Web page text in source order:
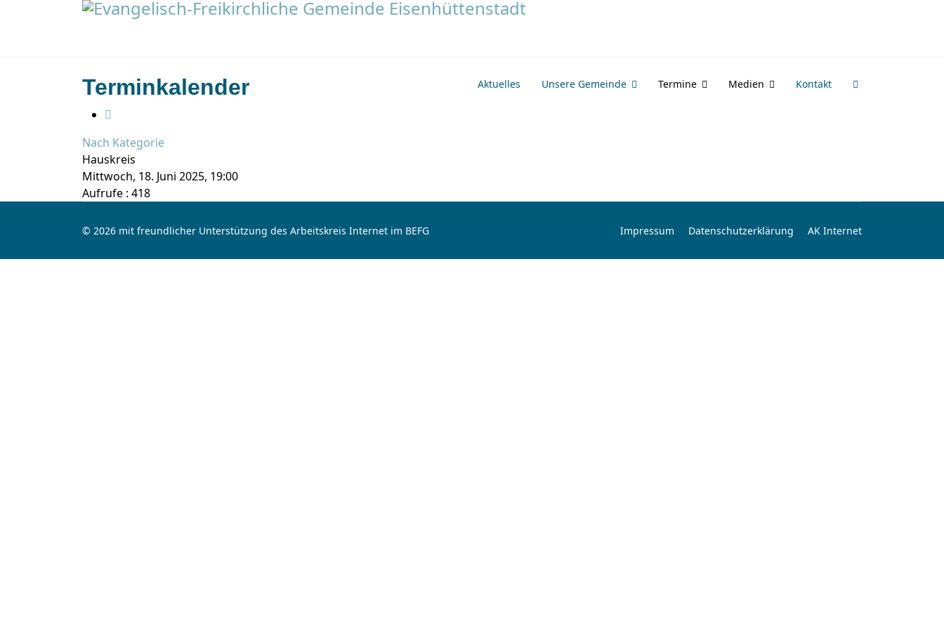
Aktuelles Unsere Gemeinde Termine Medien Kontakt
Terminkalender
Nach Kategorie
Hauskreis
Mittwoch, 18. Juni 2025, 19:00
Aufrufe : 418
© 2026 mit freundlicher Unterstützung des Arbeitskreis Internet im BEFG Impressum Datenschutzerklärung AK Internet